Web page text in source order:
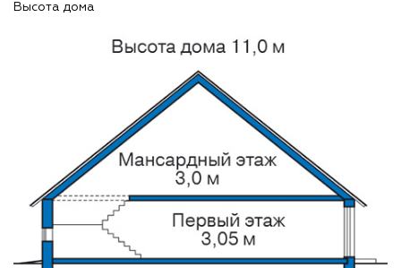
Высота дома